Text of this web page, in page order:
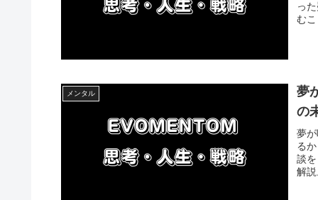
っ
む
メンタル
夢
の
夢
る
談
解